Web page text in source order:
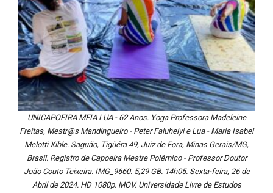
UNICAPOEIRA MEIA LUA - 62 Anos. Yoga Professora Madeleine
Freitas, Mestr@s Mandingueiro - Peter Faluhelyi e Lua - Maria Isabel
Melotti Xible. Saguão, Tigüéra 49, Juiz de Fora, Minas Gerais/MG,
Brasil. Registro de Capoeira Mestre Polêmico - Professor Doutor
João Couto Teixeira. IMG_9660. 5,29 GB. 14h05. Sexta-feira, 26 de
Abril de 2024. HD 1080p. MOV. Universidade Livre de Estudos